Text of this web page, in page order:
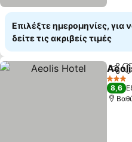
Επιλέξτε ημερομηνίες, για
δείτε τις ακριβείς τιμές
3
8,6